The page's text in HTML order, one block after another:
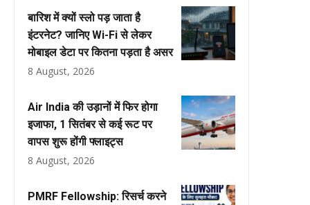
बारिश में क्यों स्लो पड़ जाता है
इंटरनेट? जानिए Wi-Fi से लेकर
मोबाइल डेटा पर कितना पड़ता है असर
8 August, 2026
Air India की उड़ानों में फिर होगा
इजाफा, 1 सितंबर से कई रूट पर
वापस शुरू होंगी फ्लाइट्स
8 August, 2026
PMRF Fellowship: रिसर्च करने